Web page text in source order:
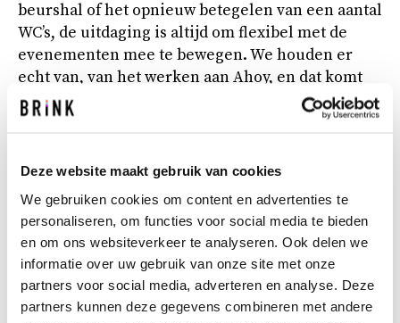
Deze website maakt gebruik van cookies
We gebruiken cookies om content en advertenties te
personaliseren, om functies voor social media te bieden
en om ons websiteverkeer te analyseren. Ook delen we
informatie over uw gebruik van onze site met onze
partners voor social media, adverteren en analyse. Deze
partners kunnen deze gegevens combineren met andere
beurshal of het opnieuw betegelen van een aantal
WC’s, de uitdaging is altijd om flexibel met de
evenementen mee te bewegen. We houden er
echt van, van het werken aan Ahoy, en dat komt
ook door de klik die er is tussen ons, Ahoy en
onze opdrachtgever, de gemeente Rotterdam. Een
Laagdrempelig, to-the-point, echt met elkáár
mogen blijven.
Project-, Proces- en Programmamanagement